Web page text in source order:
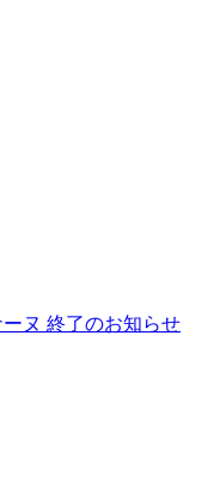
ーヌ 終了のお知らせ